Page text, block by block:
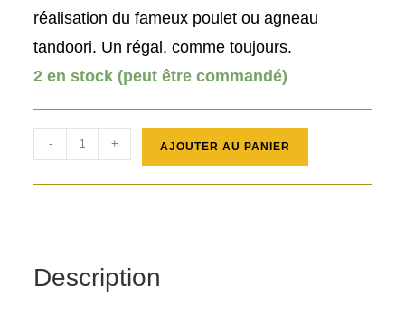
réalisation du fameux poulet ou agneau
tandoori. Un régal, comme toujours.
2 en stock (peut être commandé)
de
Tandoori
- + AJOUTER AU PANIER
Description